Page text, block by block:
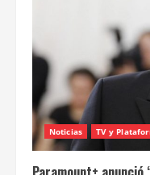
Noticias TV y